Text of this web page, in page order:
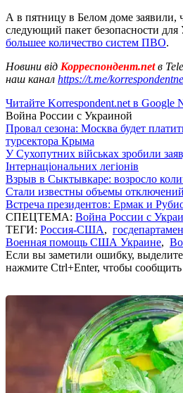
А в пятницу в Белом доме заявили,
следующий пакет безопасности
большее количество систем ПВО.
Новини від Корреспондент.netв
наш канал https://t.me/
Читайте Korrespondent.net в Google
Война России с Украиной
Провал сезона: Москва будет
турсектора Крыма
У Сухопутних військах зробили
Інтернаціональних легіонів
Взрыв в Сыктывкаре: возросло
Стали известны объемы
Встреча президентов: Ермак и
СПЕЦТЕМА: Война России с
ТЕГИ: Россия-США,
Военная помощь США Украине,
Если вы заметили ошибку,
нажмите Ctrl+Enter, чтобы